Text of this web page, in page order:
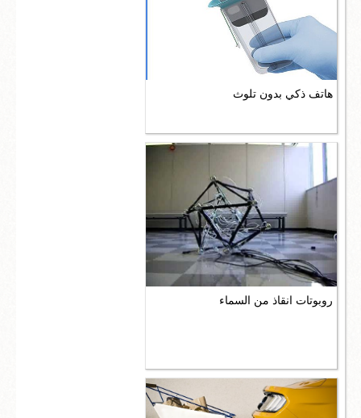
هاتف ذكي بدون تلوث
روبوتات انقاذ من السماء